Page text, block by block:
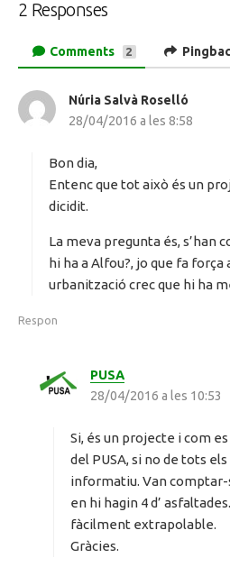
2 Responses
Comments 2
Núria Salvà Roselló
a
t
28/04/2016 a les 8:58
Bon dia,
Entenc que tot això és un
dicidit.
La meva pregunta és, s’han
hi ha a Alfou?, jo que fa força
urbanització crec que hi ha
Respon
PUSA
a
i
t
:
28/04/2016 a les 10:53
Si, és un projecte i com
del PUSA, si no de tots
informatiu. Van
en hi hagin 4 d’
fàcilment extrapolable.
Gràcies.